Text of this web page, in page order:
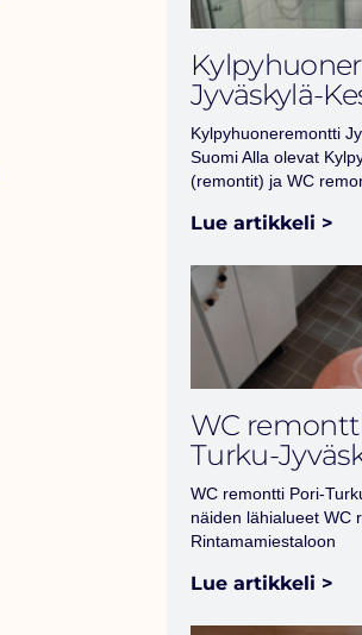
Jyväskylä-
Kylpyhuoneremontti
Suomi Alla olevat
(remontit) ja WC
Lue artikkeli >
WC
Turku-
WC remontti Pori-
näiden lähialueet WC
Rintamamiestaloon
Lue artikkeli >